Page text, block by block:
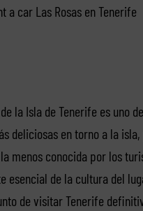
a car Las Rosas en Tenerife
la Isla de Tenerife es uno
deliciosas en torno a la
menos conocida por los
esencial de la cultura del
de visitar Tenerife